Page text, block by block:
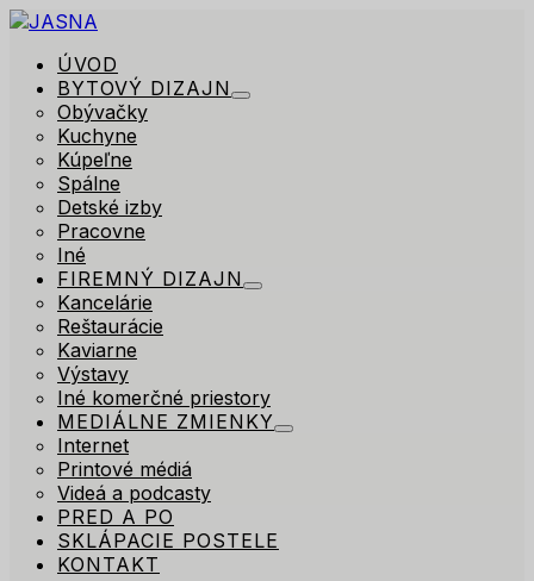
ÚVOD
BYTOVÝ DIZAJN
Obývačky
Kuchyne
Kúpeľne
Spálne
Detské izby
Pracovne
Iné
FIREMNÝ DIZAJN
Kancelárie
Reštaurácie
Kaviarne
Výstavy
Iné komerčné priestory
MEDIÁLNE ZMIENKY
Internet
Printové médiá
Videá a podcasty
PRED A PO
SKLÁPACIE POSTELE
KONTAKT